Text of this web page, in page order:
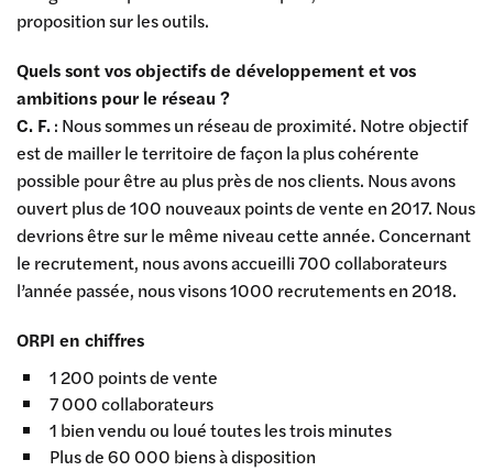
proposition sur les outils.
Quels sont vos objectifs de développement et vos
ambitions pour le réseau ?
C. F.: Nous sommes un réseau de proximité. Notre objectif
est de mailler le territoire de façon la plus cohérente
possible pour être au plus près de nos clients. Nous avons
ouvert plus de 100 nouveaux points de vente en 2017. Nous
devrions être sur le même niveau cette année. Concernant
le recrutement, nous avons accueilli 700 collaborateurs
l’année passée, nous visons 1000 recrutements en 2018.
ORPI en chiffres
1 200 points de vente
7 000 collaborateurs
1 bien vendu ou loué toutes les trois minutes
Plus de 60 000 biens à disposition